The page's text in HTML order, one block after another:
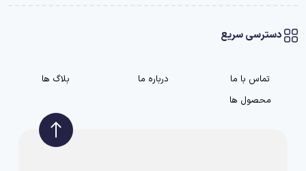
دسترسی سریع
تماس با ما درباره ما
بلاگ ها
محصول ها